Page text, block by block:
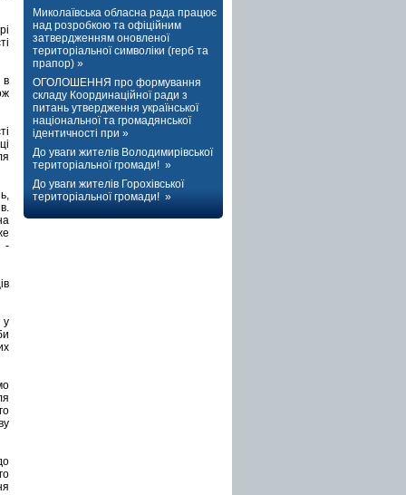
в
-
у
Миколаївська обласна рада працює
над розробкою та офіційним
затвердженням оновленої
територіальної символіки (герб та
прапор) »
ОГОЛОШЕННЯ про формування
складу Координаційної ради з
питань утвердження української
національної та громадянської
ідентичності при »
До уваги жителів Володимирівської
територіальної громади! »
До уваги жителів Горохівської
територіальної громади! »